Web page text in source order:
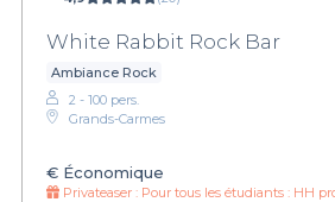
White Rabbit Rock Bar
Ambiance Rock
2 - 100 pers.
Grands-Carmes
€ Économique
Privateaser : Pour tous les étudiants : HH